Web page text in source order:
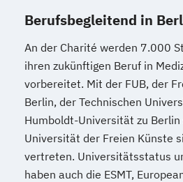
Berufsbegleitend in
An der Charité werden 7.000
ihren zukünftigen Beruf in
vorbereitet. Mit der FUB, der
Berlin, der Technischen
Humboldt-Universität zu
Universität der Freien Künste
vertreten. Universitätsstatus
haben auch die ESMT,